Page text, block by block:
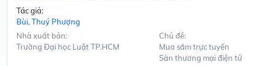
Tác giả:
Bùi, Thuý Phượng
Nhà xuất bản:
Trường Đại học Luật TP.HCM
Chủ đề:
Mua sắm trực tuyến
Sàn thương mại điện tử